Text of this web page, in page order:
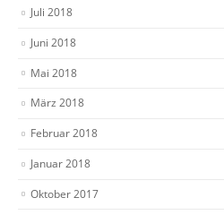
Juli 2018
Juni 2018
Mai 2018
März 2018
Februar 2018
Januar 2018
Oktober 2017